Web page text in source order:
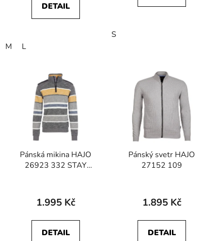
DETAIL
M L
S
Pánská mikina HAJO
26923 332 STAY
1.995 Kč
DETAIL
Pánský svetr HAJO
27152 109
1.895 Kč
DETAIL